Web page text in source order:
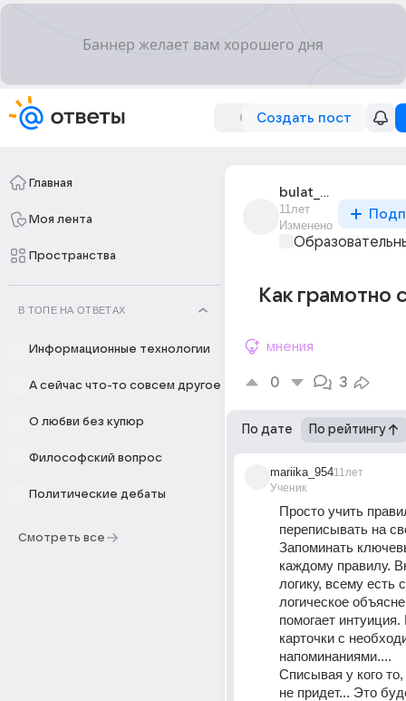
Создать пост
Главная
Моя лента
Пространства
В ТОПЕ НА ОТВЕТАХ
Информационные технологии
А сейчас что-то совсем другое
О любви без купюр
Философский вопрос
Политические дебаты
Смотреть все
bulat_zalialov_7
11лет
Изменено
Как грамотно
мнения
0 3
По дате По рейтингу
mariika_954
Ученик
11лет
Просто учить
переписывать на
Запоминать
каждому правилу.
логику, всему есть
логическое
помогает
карточки с
напоминаниями....
Списывая у кого
не придет... Это